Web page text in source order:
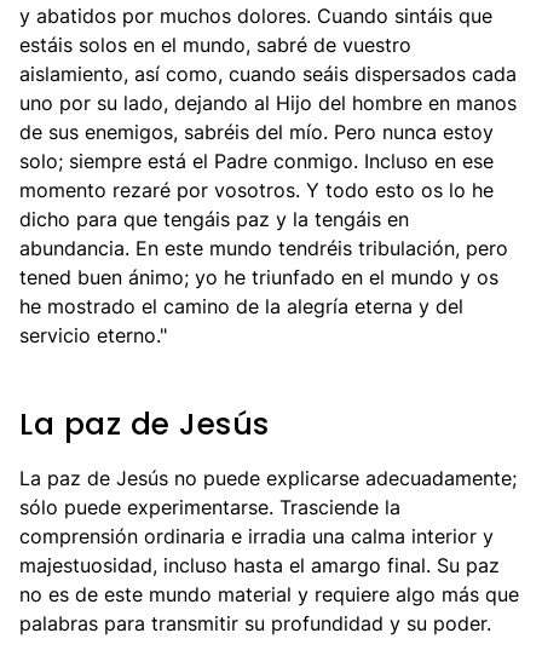
y abatidos por muchos dolores. Cuando sintáis que
estáis solos en el mundo, sabré de vuestro
aislamiento, así como, cuando seáis dispersados cada
uno por su lado, dejando al Hijo del hombre en manos
de sus enemigos, sabréis del mío. Pero nunca estoy
solo; siempre está el Padre conmigo. Incluso en ese
momento rezaré por vosotros. Y todo esto os lo he
dicho para que tengáis paz y la tengáis en
abundancia. En este mundo tendréis tribulación, pero
tened buen ánimo; yo he triunfado en el mundo y os
he mostrado el camino de la alegría eterna y del
servicio eterno."
La paz de Jesús
La paz de Jesús no puede explicarse adecuadamente;
sólo puede experimentarse. Trasciende la
comprensión ordinaria e irradia una calma interior y
majestuosidad, incluso hasta el amargo final. Su paz
no es de este mundo material y requiere algo más que
palabras para transmitir su profundidad y su poder.